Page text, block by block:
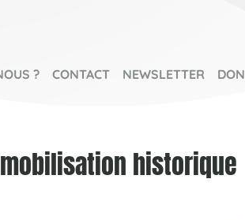
? CONTACT NEWSLETTER DON
historique